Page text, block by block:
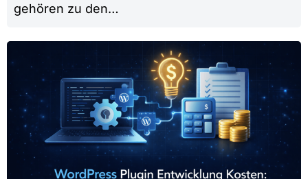
gehören zu den…